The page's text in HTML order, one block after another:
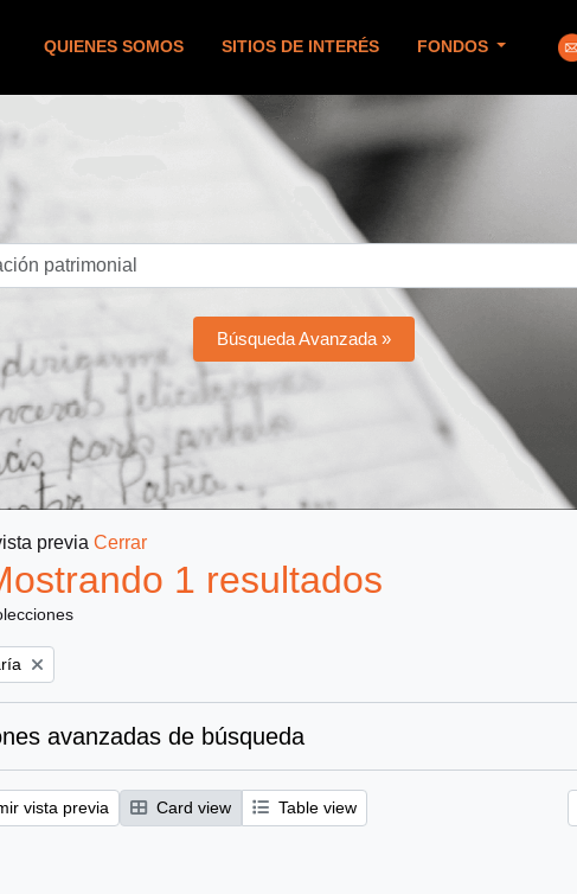
QUIENES SOMOS SITIOS DE INTERÉS FONDOS
Búsqueda Avanzada »
previa Cerrar
1 resultados
avanzadas de búsqueda
vista previa Card view Table view